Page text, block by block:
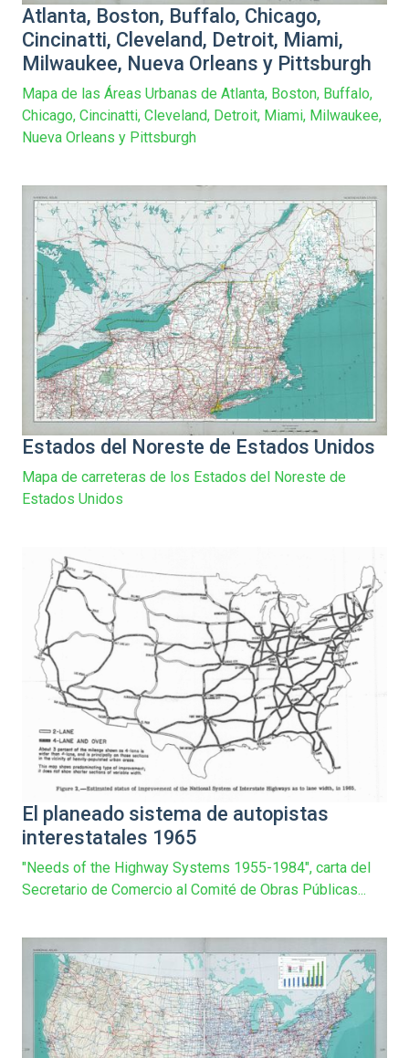
Atlanta, Boston, Buffalo, Chicago,
Cincinatti, Cleveland, Detroit, Miami,
Milwaukee, Nueva Orleans y Pittsburgh
Mapa de las Áreas Urbanas de Atlanta, Boston, Buffalo,
Chicago, Cincinatti, Cleveland, Detroit, Miami, Milwaukee,
Nueva Orleans y Pittsburgh
Estados del Noreste de Estados Unidos
Mapa de carreteras de los Estados del Noreste de
Estados Unidos
El planeado sistema de autopistas
interestatales 1965
"Needs of the Highway Systems 1955-1984", carta del
Secretario de Comercio al Comité de Obras Públicas...